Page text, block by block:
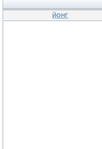
ЙОНГ